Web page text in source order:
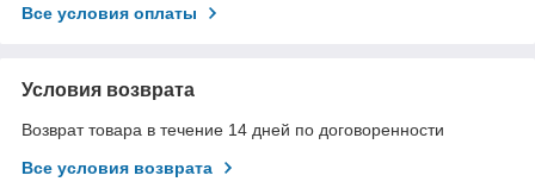
Все условия оплаты
Условия возврата
Возврат товара в течение 14 дней по договоренности
Все условия возврата